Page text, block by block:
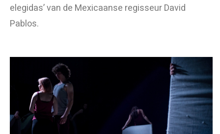
elegidas’ van de Mexicaanse regisseur David
Pablos.